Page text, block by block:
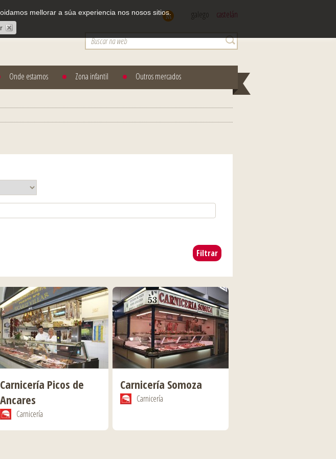
galego castelán
Onde estamos Zona infantil Outros mercados
Carnicería Picos de
Ancares
Carnicería
Carnicería Somoza
Carnicería
mellorar a súa experiencia nos nosos sitios.